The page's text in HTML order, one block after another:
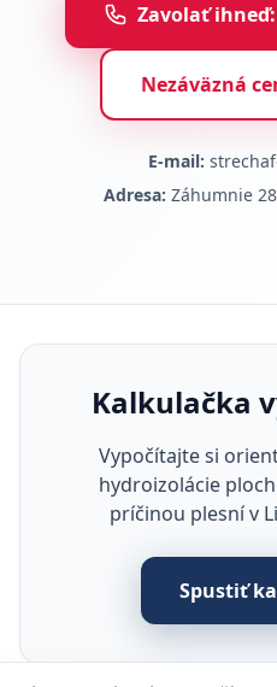
Zavolať ihneď:
Nezáväzná
E-mail:
Adresa: Záhumnie
Kalkulačka
Vypočítajte si
hydroizolácie
príčinou plesní v
Spustiť